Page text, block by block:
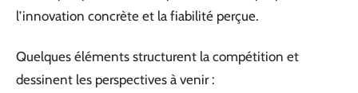
l’innovation concrète et la fiabilité perçue.
Quelques éléments structurent la compétition et
dessinent les perspectives à venir :